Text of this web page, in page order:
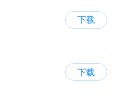
下载
下载